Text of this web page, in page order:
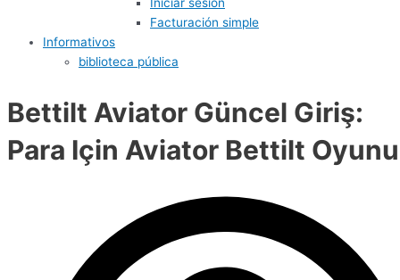
Iniciar sesión
Facturación simple
Informativos
biblioteca pública
Bettilt Aviator Güncel Giriş:
Para Için Aviator Bettilt Oyunu